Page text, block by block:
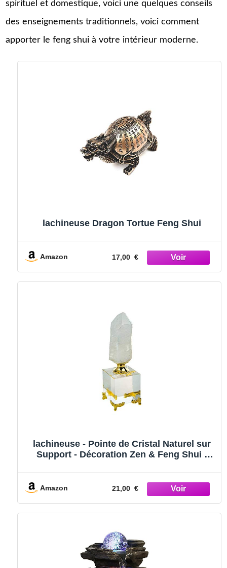
spirituel et domestique, voici une quelques conseils
des enseignements traditionnels, voici comment
apporter le feng shui à votre intérieur moderne.
lachineuse Dragon Tortue Feng Shui
Amazon 17,00 €
lachineuse - Pointe de Cristal Naturel sur
Support - Décoration Zen & Feng Shui -
Intérieure Salon, Bureau
Amazon 21,00 €